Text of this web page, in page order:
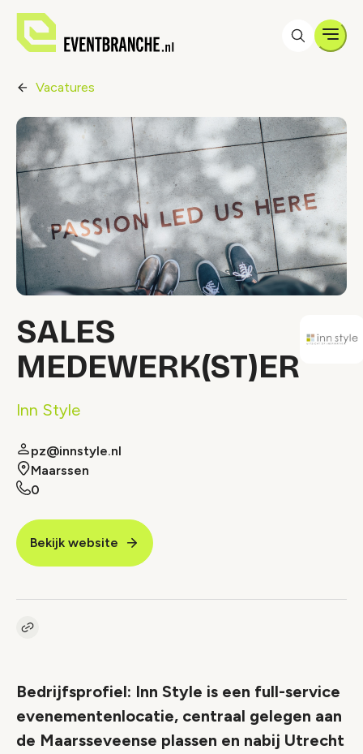
Vacatures
SALES
MEDEWERK(ST)ER
Inn Style
pz@innstyle.nl
Maarssen
0
Bekijk website
Kopieer link naar vacature
Bedrijfsprofiel: Inn Style is een full-service
evenementenlocatie, centraal gelegen aan
de Maarsseveense plassen en nabij Utrecht